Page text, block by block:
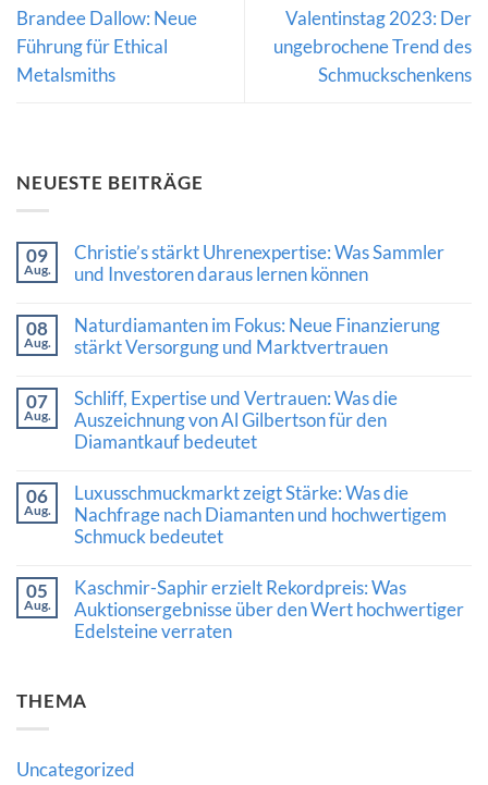
Brandee Dallow: Neue
Führung für Ethical
Metalsmiths
Valentinstag 2023: Der
ungebrochene Trend des
Schmuckschenkens
NEUESTE BEITRÄGE
09
Aug.
Christie’s stärkt Uhrenexpertise: Was Sammler
und Investoren daraus lernen können
zu
Christie’s
stärkt
Was
Sammler
und
Investoren
daraus
08
Aug.
Naturdiamanten im Fokus: Neue Finanzierung
stärkt Versorgung und Marktvertrauen
zu
Naturdiamanten
im
Fokus:
stärkt
Versorgung
und
Marktvertrauen
07
Aug.
Schliff, Expertise und Vertrauen: Was die
Auszeichnung von Al Gilbertson für den
Diamantkauf bedeutet
zu
Schliff,
Expertise
und
die
Auszeichnung
von
Al
Diamantkauf
bedeutet
06
Aug.
Luxusschmuckmarkt zeigt Stärke: Was die
Nachfrage nach Diamanten und hochwertigem
Schmuck bedeutet
zu
Luxusschmuckmarkt
zeigt
Stärke:
nach
Diamanten
bedeutet
05
Aug.
Kaschmir-Saphir erzielt Rekordpreis: Was
Auktionsergebnisse über den Wert hochwertiger
Edelsteine verraten
Kaschmir-
Auktionsergebnisse
THEMA
Uncategorized